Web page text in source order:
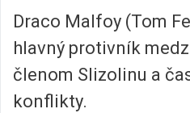
Draco Malfoy (Tom
hlavný protivník
členom Slizolinu a
konflikty.